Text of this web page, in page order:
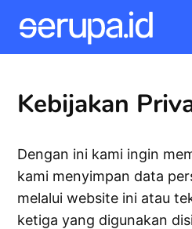
content
Kebijakan
Dengan ini kami ingin
kami menyimpan data
melalui website ini atau
ketiga yang digunakan